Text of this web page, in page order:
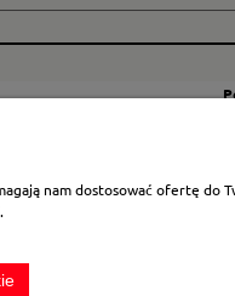
nam dostosować ofertę